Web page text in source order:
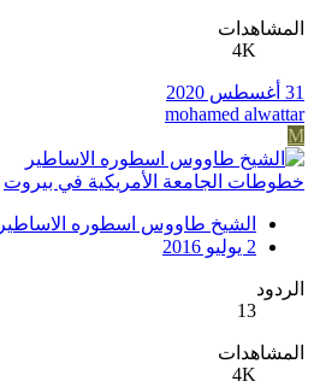
المشاهدات
4K
31 أغسطس 2020
mohamed alwattar
M
خطوطات الجامعة الأمريكية في بيروت
الشيخ طاووس اسطوره الاساطير
2 يوليو 2016
الردود
13
المشاهدات
4K